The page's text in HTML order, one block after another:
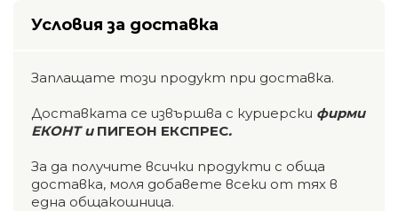
Условия за доставка
Заплащате този продукт при доставка.
Доставката се извършва с куриерски фирми
ЕКОНТ и ПИГЕОН ЕКСПРЕС.
За да получите всички продукти с обща
доставка, моля добавете всеки от тях в
една общакошница.